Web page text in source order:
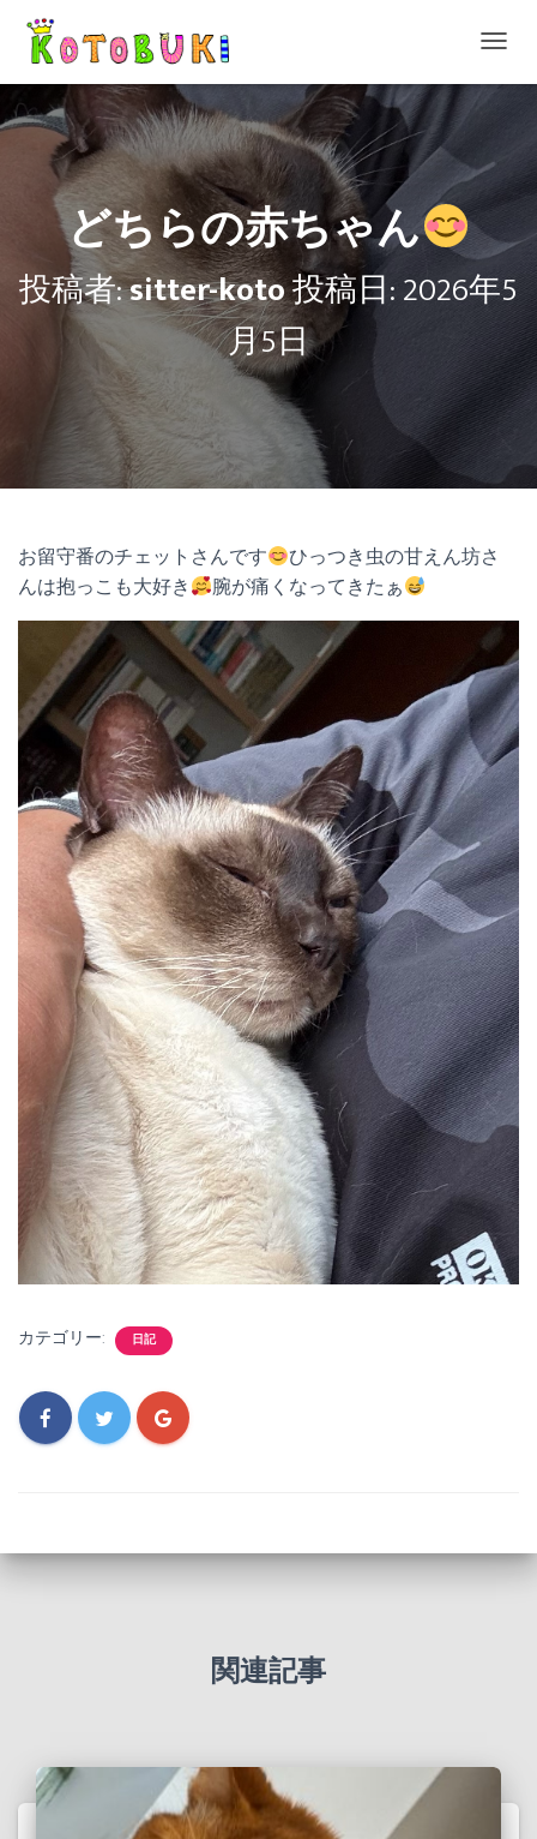
ビ
切
替
どちらの赤ちゃん
投稿者:sitter-koto投稿日:2026年5
月5日
お留守番のチェットさんです
ひっつき虫の甘えん坊さ
んは抱っこも大好き
腕が痛くなってきたぁ
カテゴリー: 日記
関連記事